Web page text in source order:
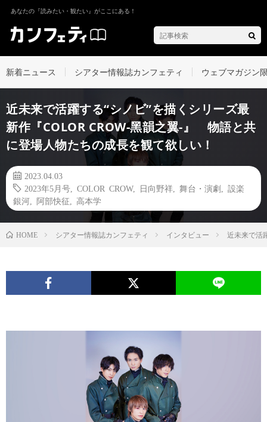
あなたの『読みたい・観たい』がここにある！
新着ニュース シアター情報誌カンフェティ ウェブマガジン
近未来で活躍する“シノビ”を描くシリーズ最
新作『COLOR CROW-黑韻之翼-』 物語と共
に登場人物たちの成長を観て欲しい！
2023.04.03
2023年5月号
COLOR CROW, 日向野祥 舞台・演劇
設楽
銀河
阿部快征 高本学
HOME シアター情報誌カンフェティ インタビュー 近未来で活